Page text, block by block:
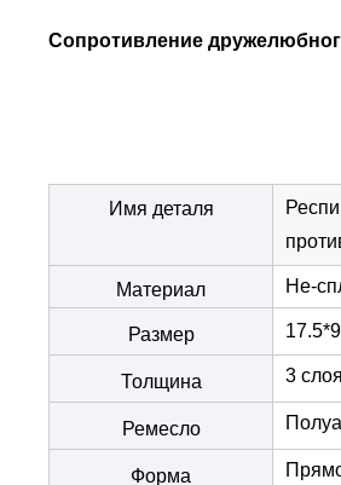
Сопротивление
Имя деталя
Материал Не-
Размер
Толщина 3
Ремесло
Форма